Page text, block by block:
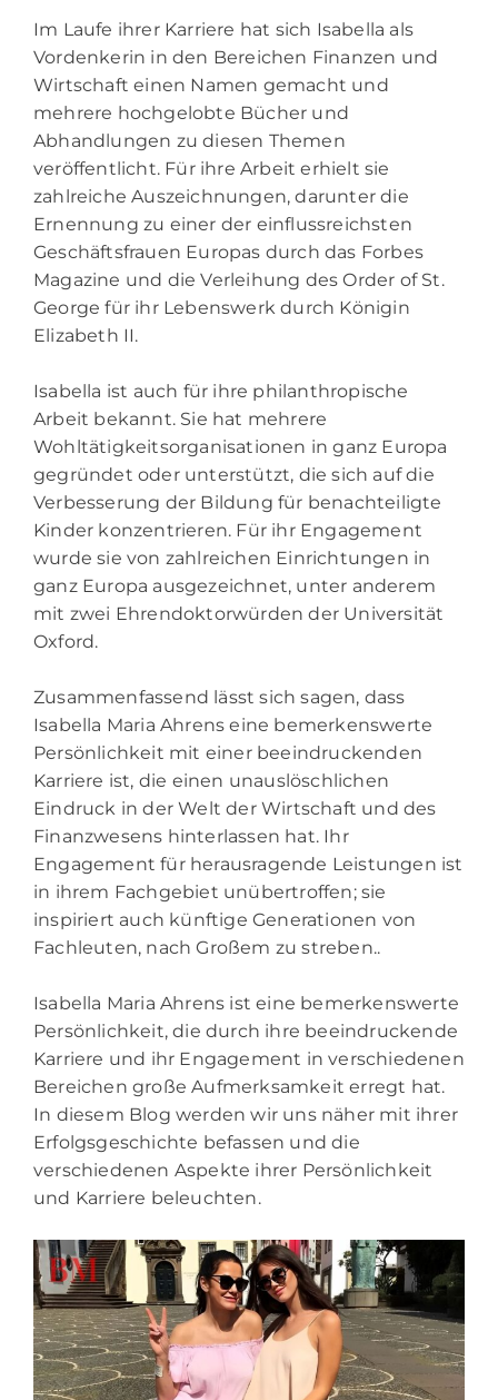
Im Laufe ihrer Karriere hat sich Isabella als
Vordenkerin in den Bereichen Finanzen und
Wirtschaft einen Namen gemacht und
mehrere hochgelobte Bücher und
Abhandlungen zu diesen Themen
veröffentlicht. Für ihre Arbeit erhielt sie
zahlreiche Auszeichnungen, darunter die
Ernennung zu einer der einflussreichsten
Geschäftsfrauen Europas durch das Forbes
Magazine und die Verleihung des Order of St.
George für ihr Lebenswerk durch Königin
Elizabeth II.
Isabella ist auch für ihre philanthropische
Arbeit bekannt. Sie hat mehrere
Wohltätigkeitsorganisationen in ganz Europa
gegründet oder unterstützt, die sich auf die
Verbesserung der Bildung für benachteiligte
Kinder konzentrieren. Für ihr Engagement
wurde sie von zahlreichen Einrichtungen in
ganz Europa ausgezeichnet, unter anderem
mit zwei Ehrendoktorwürden der Universität
Oxford.
Zusammenfassend lässt sich sagen, dass
Isabella Maria Ahrens eine bemerkenswerte
Persönlichkeit mit einer beeindruckenden
Karriere ist, die einen unauslöschlichen
Eindruck in der Welt der Wirtschaft und des
Finanzwesens hinterlassen hat. Ihr
Engagement für herausragende Leistungen ist
in ihrem Fachgebiet unübertroffen; sie
inspiriert auch künftige Generationen von
Fachleuten, nach Großem zu streben..
Isabella Maria Ahrens ist eine bemerkenswerte
Persönlichkeit, die durch ihre beeindruckende
Karriere und ihr Engagement in verschiedenen
Bereichen große Aufmerksamkeit erregt hat.
In diesem Blog werden wir uns näher mit ihrer
Erfolgsgeschichte befassen und die
verschiedenen Aspekte ihrer Persönlichkeit
und Karriere beleuchten.